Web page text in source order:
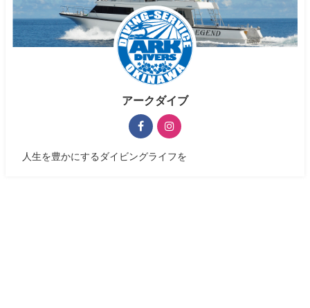
アークダイブ
人生を豊かにするダイビングライフを